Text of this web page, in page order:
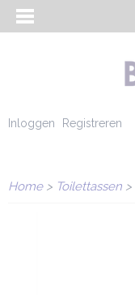
Inloggen Registreren
Home> Toilettassen >